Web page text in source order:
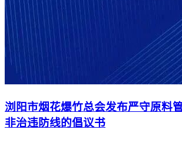
浏阳市烟花爆竹总会发布严守原料
非治违防线的倡议书